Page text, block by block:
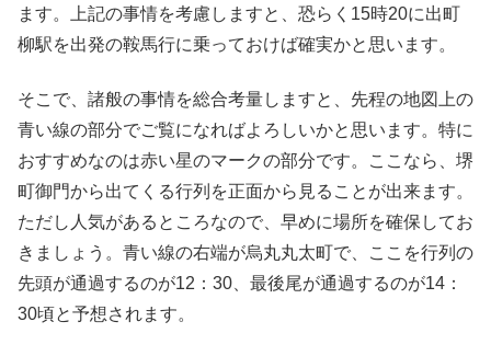
ます。上記の事情を考慮しますと、恐らく15時20に出町
柳駅を出発の鞍馬行に乗っておけば確実かと思います。
そこで、諸般の事情を総合考量しますと、先程の地図上の
青い線の部分でご覧になればよろしいかと思います。特に
おすすめなのは赤い星のマークの部分です。ここなら、堺
町御門から出てくる行列を正面から見ることが出来ます。
ただし人気があるところなので、早めに場所を確保してお
きましょう。青い線の右端が烏丸丸太町で、ここを行列の
先頭が通過するのが12：30、最後尾が通過するのが14：
30頃と予想されます。